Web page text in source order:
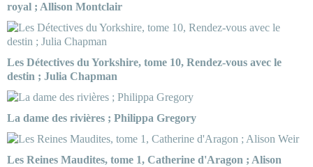
royal ; Allison Montclair
Les Détectives du Yorkshire, tome 10, Rendez-vous avec le
destin ; Julia Chapman
La dame des rivières ; Philippa Gregory
Les Reines Maudites, tome 1, Catherine d'Aragon ; Alison